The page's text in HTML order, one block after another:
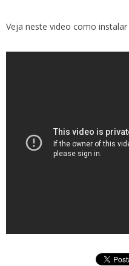
Veja neste video como